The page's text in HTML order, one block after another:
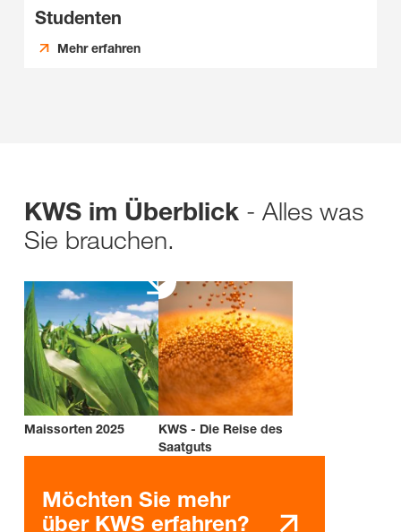
Studenten
Mehr erfahren
KWS im Überblick - Alles was
Sie brauchen.
Maissorten 2025
KWS - Die Reise des
Saatguts
Möchten Sie mehr
über KWS erfahren?